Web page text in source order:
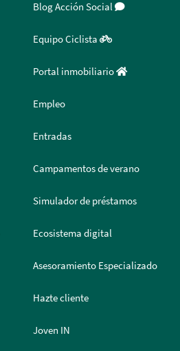
Blog Acción Social
Equipo Ciclista
Portal inmobiliario
Empleo
Entradas
Campamentos de verano
Simulador de préstamos
Ecosistema digital
Asesoramiento Especializado
Hazte cliente
Joven IN